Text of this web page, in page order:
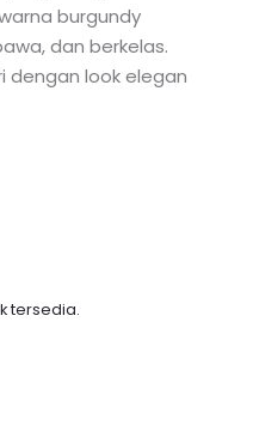
burgundy
dan berkelas.
dengan look elegan
tersedia.